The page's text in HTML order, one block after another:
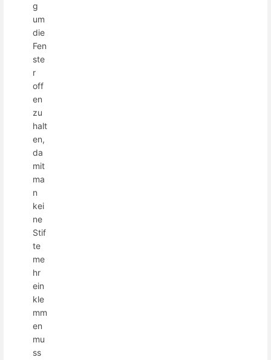
g
um
die
Fen
ste
r
off
en
zu
halt
en,
da
mit
ma
n
kei
ne
Stif
te
me
hr
ein
kle
mm
en
mu
ss